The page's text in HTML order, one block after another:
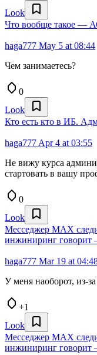
Look
Что вообще такое —
haga777 May 5 at 08:44
Чем занимаетесь?
0
Look
Кто есть кто в ИБ.
haga777 Apr 4 at 03:55
Не вижу курса
стартовать в вашу
0
Look
Месседжер MAX
инжиниринг говорит
haga777 Mar 19 at
У меня наоборот, из-
+1
Look
Месседжер MAX
инжиниринг говорит